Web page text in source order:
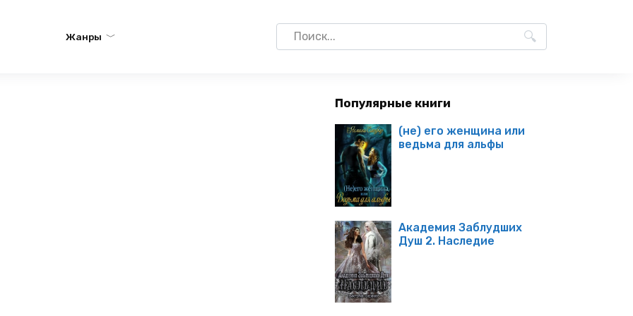
Жанры
Search
for:
Популярные книги
(не) его женщина или
ведьма для альфы
Академия Заблудших
Душ 2. Наследие